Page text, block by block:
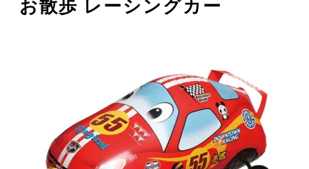
お散歩 レーシングカー